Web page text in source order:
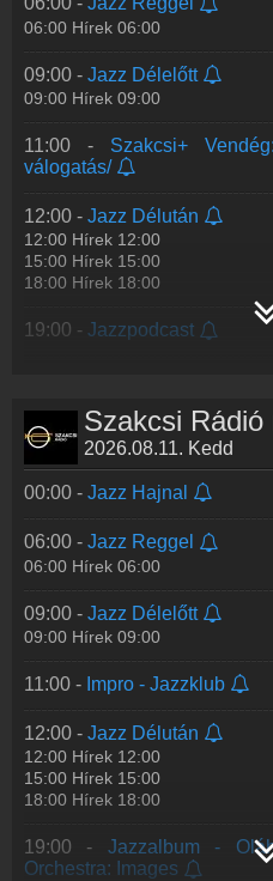
koncertje
Tagjai: Tóth Viktor
Drake (dob)
(Szeged, Ifjúsági Ház, 2016. nove
21:30 -Jazzkoncertek
koncertje
Tagjai: Szabó Dániel
(szaxofon), Szandai Mátyás
Tovább >>
06:00 Hírek 06:00
09:00 - Jazz Délelőtt
09:00 Hírek 09:00
11:00 - Szakcsi+
válogatás/
12:00 - Jazz Délután
12:00 Hírek 12:00
15:00 Hírek 15:00
18:00 Hírek 18:00
19:00 - Jazzpodcast
I. A Baló István Projekt koncertje
Tagjai: Baló István (ének,
Krisztián (szaxofon), Baló
Tovább >>
21:30 -Jazzkoncertek II.
Szakcsi Jazz Egyesület
(MOM Kulturális Központ, 2025.
1. Gingerbread Boy
2. Remembering
2026.08.11. Kedd
00:00 - Jazz Hajnal
06:00 - Jazz Reggel
06:00 Hírek 06:00
09:00 - Jazz Délelőtt
09:00 Hírek 09:00
11:00 - Impro - Jazzklub
12:00 - Jazz Délután
12:00 Hírek 12:00
15:00 Hírek 15:00
18:00 Hírek 18:00
19:00 - Jazzalbum -
Orchestra: Images